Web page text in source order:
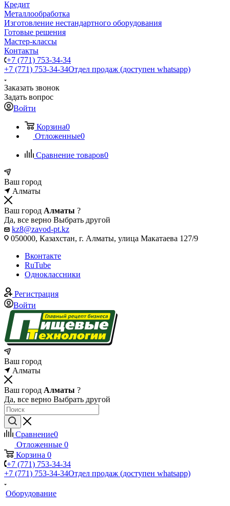
Кредит
Металлообработка
Изготовление нестандартного оборудования
Готовые решения
Мастер-классы
Контакты
+7 (771) 753-34-34
+7 (771) 753-34-34Отдел продаж (доступен whatsapp)
Заказать звонок
Задать вопрос
Войти
Корзина0
Отложенные0
Сравнение товаров0
Ваш город
Алматы
Ваш город Алматы ?
Да, все верно Выбрать другой
kz8@zavod-pt.kz
050000, Казахстан, г. Алматы, улица Макатаева 127/9
Вконтакте
RuTube
Одноклассники
Регистрация
Войти
Ваш город
Алматы
Ваш город Алматы ?
Да, все верно Выбрать другой
Сравнение0
Отложенные 0
Корзина 0
+7 (771) 753-34-34
+7 (771) 753-34-34Отдел продаж (доступен whatsapp)
Оборудование